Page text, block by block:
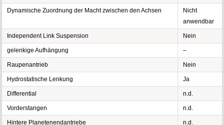
Dynamische Zuordnung der Macht zwischen den Achsen
Nicht
anwendbar
Independent Link Suspension Nein
gelenkige Aufhängung –
Raupenantrieb Nein
Hydrostatische Lenkung Ja
Differential n.d.
Vorderstangen n.d.
Hintere Planetenendantriebe n.d.